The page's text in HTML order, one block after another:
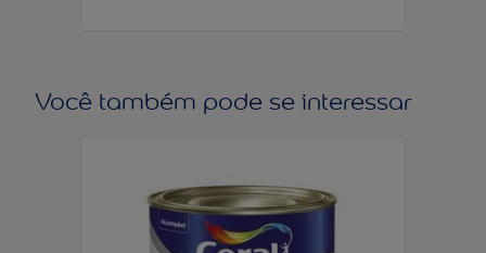
Você também pode se interessar